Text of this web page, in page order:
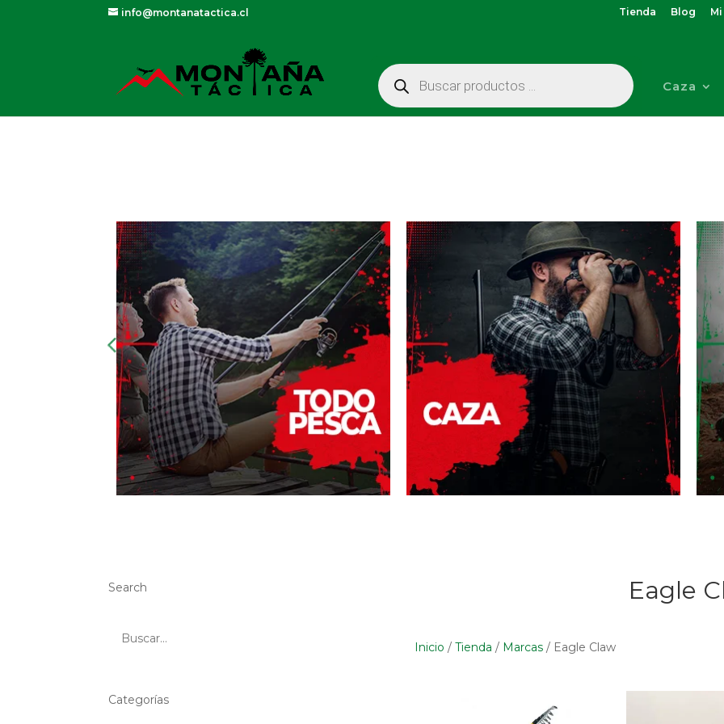
info@montanatactica.cl Tienda Blog
Búsqueda
de
productos Caza
Search
Categorías
Eagle
Inicio / Tienda / Marcas/ Eagle Claw